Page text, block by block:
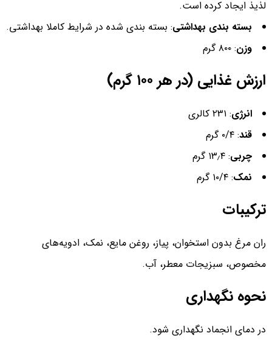
لذیذ ایجاد کرده است.
بسته بندی بهداشتی: بسته بندی شده در شرایط کاملا بهداشتی.
وزن: ۸۰۰ گرم
ارزش غذایی (در هر ۱۰۰ گرم)
انرژی: ۲۳۱ کالری
قند: ۰/۴ گرم
چربی: ۱۳٫۴ گرم
نمک: ۱۰/۴ گرم
ترکیبات
ران مرغ بدون استخوان، پیاز، روغن مایع، نمک، ادویه‌های
مخصوص، سبزیجات معطر، آب.
نحوه نگهداری
در دمای انجماد نگهداری شود.